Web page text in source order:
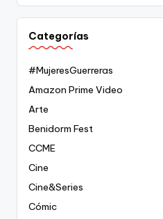
Categorías
#MujeresGuerreras
Amazon Prime Video
Arte
Benidorm Fest
CCME
Cine
Cine&Series
Cómic